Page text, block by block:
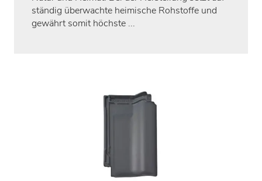
ständig überwachte heimische Rohstoffe und
gewährt somit höchste ...